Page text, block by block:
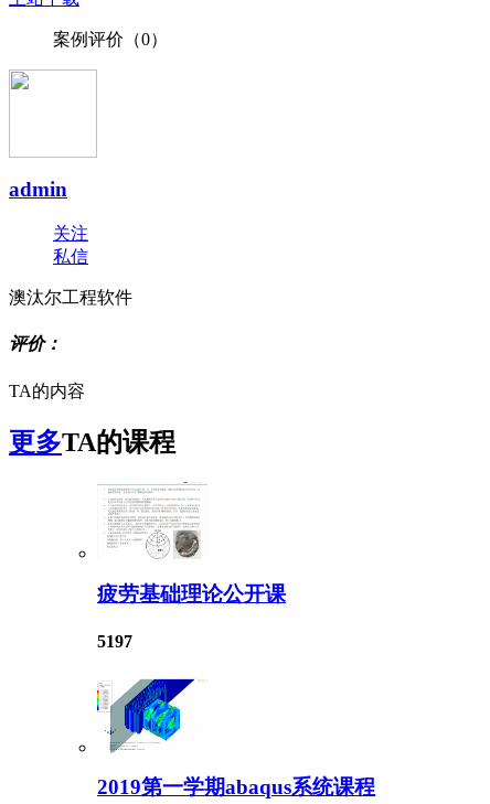
案例评价（0）
admin
关注
私信
澳汰尔工程软件
评价：
TA的内容
更多TA的课程
疲劳基础理论公开课
5197
2019第一学期abaqus系统课程